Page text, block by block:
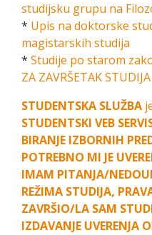
studijsku grupu na
* Upis na doktorske
magistarskih studija
* Studije po starom
ZA ZAVRŠETAK STUDIJA
STUDENTSKA SLUŽBA
STUDENTSKI VEB
BIRANJE IZBORNIH
POTREBNO MI JE
IMAM PITANJA/
REŽIMA STUDIJA,
ZAVRŠIO/LA SAM
IZDAVANJE UVERENJA